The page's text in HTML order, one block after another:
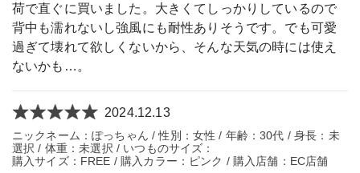
荷で直ぐに買いました。大きくてしっかりしているので
背中も濡れないし強風にも耐性ありそうです。でも可愛
過ぎて壊れて欲しくないから、そんな天気の時には使え
ないかも…。
2024.12.13
ニックネーム：ぽっちゃん / 性別：女性 / 年齢：30代 / 身長：未
選択 / 体重：未選択 / いつものサイズ：
購入サイズ：FREE / 購入カラー：ピンク / 購入店舗：EC店舗